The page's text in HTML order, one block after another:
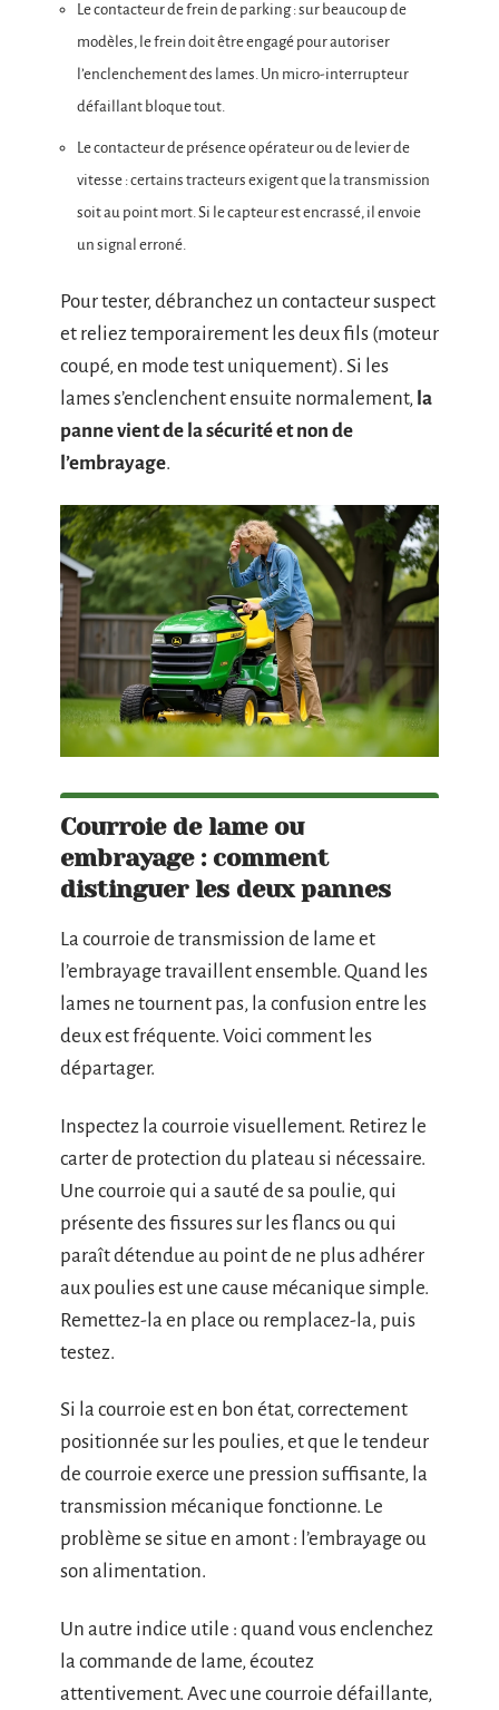
Le contacteur de frein de parking : sur beaucoup de
modèles, le frein doit être engagé pour autoriser
l’enclenchement des lames. Un micro-interrupteur
défaillant bloque tout.
Le contacteur de présence opérateur ou de levier de
vitesse : certains tracteurs exigent que la transmission
soit au point mort. Si le capteur est encrassé, il envoie
un signal erroné.
Pour tester, débranchez un contacteur suspect
et reliez temporairement les deux fils (moteur
coupé, en mode test uniquement). Si les
lames s’enclenchent ensuite normalement, la
panne vient de la sécurité et non de
l’embrayage.
Courroie de lame ou
embrayage : comment
distinguer les deux pannes
La courroie de transmission de lame et
l’embrayage travaillent ensemble. Quand les
lames ne tournent pas, la confusion entre les
deux est fréquente. Voici comment les
départager.
Inspectez la courroie visuellement. Retirez le
carter de protection du plateau si nécessaire.
Une courroie qui a sauté de sa poulie, qui
présente des fissures sur les flancs ou qui
paraît détendue au point de ne plus adhérer
aux poulies est une cause mécanique simple.
Remettez-la en place ou remplacez-la, puis
testez.
Si la courroie est en bon état, correctement
positionnée sur les poulies, et que le tendeur
de courroie exerce une pression suffisante, la
transmission mécanique fonctionne. Le
problème se situe en amont : l’embrayage ou
son alimentation.
Un autre indice utile : quand vous enclenchez
la commande de lame, écoutez
attentivement. Avec une courroie défaillante,